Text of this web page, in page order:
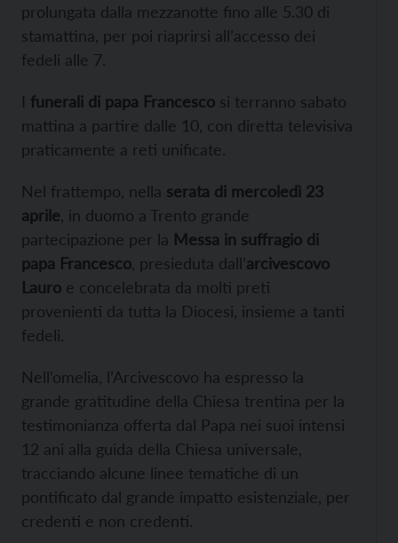
prolungata dalla mezzanotte fino alle 5.30 di
stamattina, per poi riaprirsi all’accesso dei
fedeli alle 7.
I funerali di papa Francesco si terranno sabato
mattina a partire dalle 10, con diretta televisiva
praticamente a reti unificate.
Nel frattempo, nella serata di mercoledì 23
aprile , in duomo a Trento grande
partecipazione per la Messa in suffragio di
papa Francesco , presieduta dall’arcivescovo
Lauro e concelebrata da molti preti
provenienti da tutta la Diocesi, insieme a tanti
fedeli.
Nell’omelia, l’Arcivescovo ha espresso la
grande gratitudine della Chiesa trentina per la
testimonianza offerta dal Papa nei suoi intensi
12 ani alla guida della Chiesa universale,
tracciando alcune linee tematiche di un
pontificato dal grande impatto esistenziale, per
credenti e non credenti.